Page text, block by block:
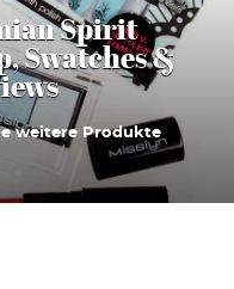
Spirit
Swatches &
weitere Produkte